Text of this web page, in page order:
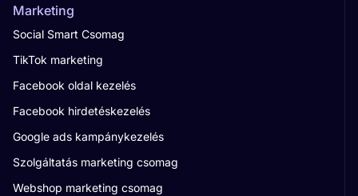
Marketing
Social Smart Csomag
TikTok marketing
Facebook oldal kezelés
Facebook hirdetéskezelés
Google ads kampánykezelés
Szolgáltatás marketing csomag
Webshop marketing csomag